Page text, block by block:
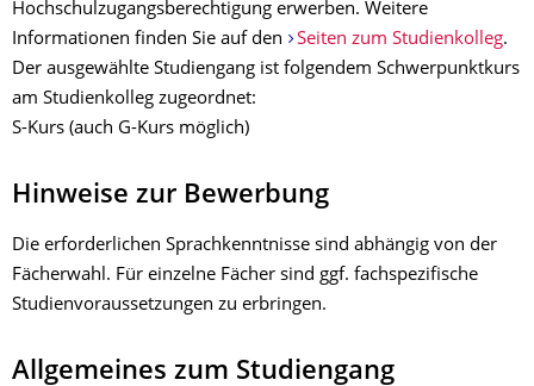
Hochschulzugangsberechtigung erwerben. Weitere
Informationen finden Sie auf den
Seiten zum Studienkolleg.
Der ausgewählte Studiengang ist folgendem Schwerpunktkurs
am Studienkolleg zugeordnet:
S-Kurs (auch G-Kurs möglich)
Hinweise zur Bewerbung
Die erforderlichen Sprachkenntnisse sind abhängig von der
Fächerwahl. Für einzelne Fächer sind ggf. fachspezifische
Studienvoraussetzungen zu erbringen.
Allgemeines zum Studiengang